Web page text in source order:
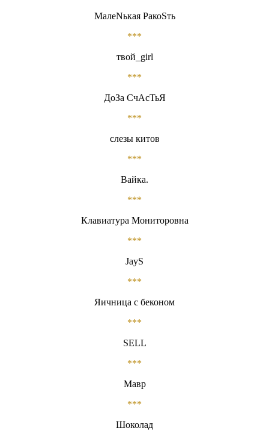
МалеNькая PакоSть
***
твой_girl
***
ДоЗа СчАсТьЯ
***
слезы китов
***
Вайка.
***
Клавиатура Мониторовна
***
JayS
***
Яичница с беконом
***
SELL
***
Мавр
***
Шоколад